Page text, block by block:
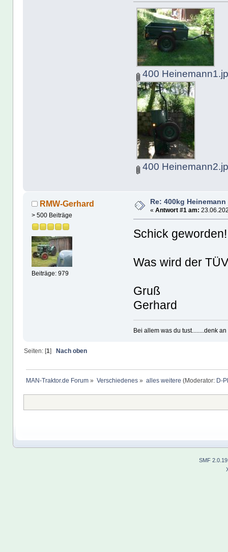
400
400
RMW-Gerhard
> 500 Beiträge
Beiträge: 979
Re: 400kg Heinemann
« Antwort #1 am:
Schick geworden!
Was wird der
Gruß
Gerhard
Bei allem was du tust........denk
Seiten: [1] Nach oben
MAN-Traktor.de Forum » Verschiedenes » alles weitere (Moderator: D-
SMF 2.0.19